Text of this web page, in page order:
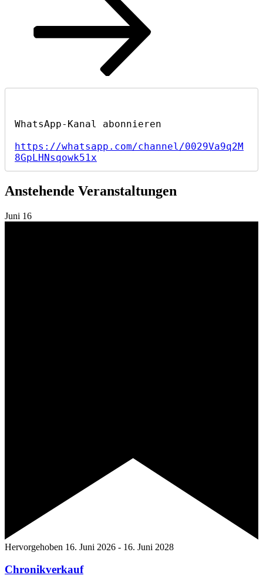
https://whatsapp.com/channel/0029Va9q2M
8GpLHNsqowk51x
Anstehende Veranstaltungen
Juni 16
Hervorgehoben 16. Juni 2026 - 16. Juni 2028
Chronikverkauf